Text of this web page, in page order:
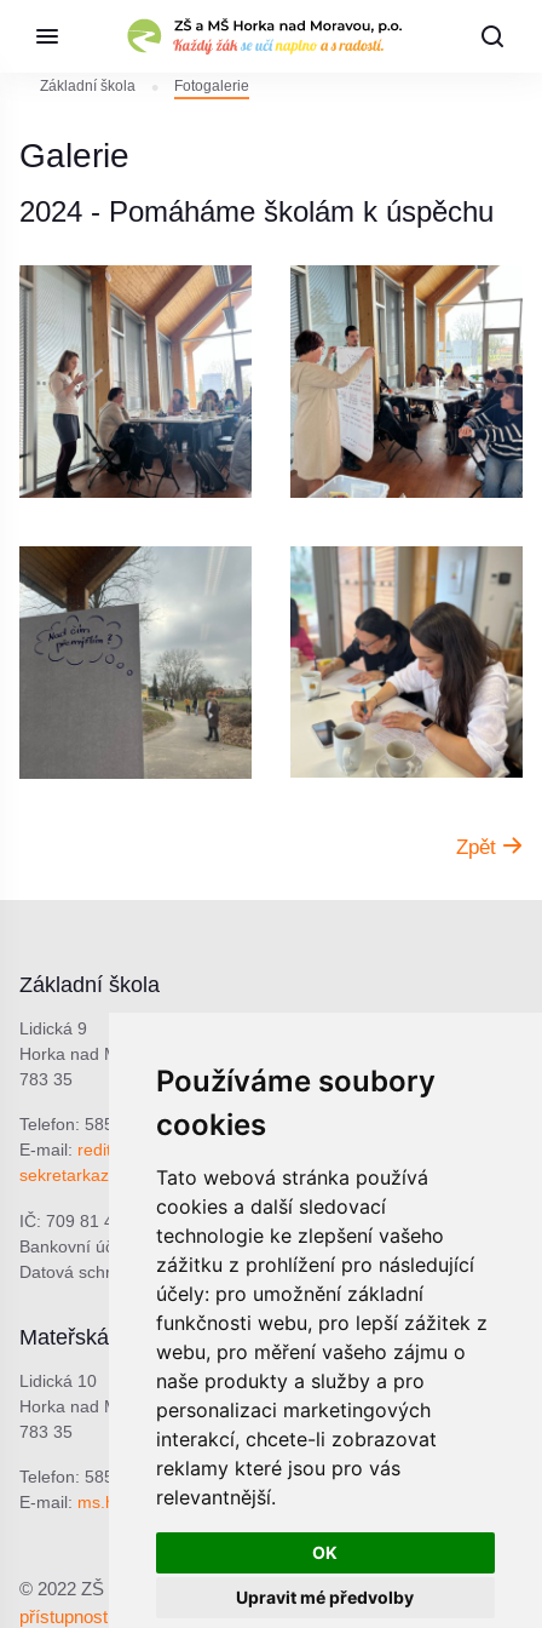
Používáme soubory
cookies
Tato webová stránka používá
cookies a další sledovací
technologie ke zlepšení vašeho
zážitku z prohlížení pro následující
účely: pro umožnění základní
funkčnosti webu, pro lepší zážitek z
webu, pro měření vašeho zájmu o
naše produkty a služby a pro
personalizaci marketingových
interakcí, chcete-li zobrazovat
reklamy které jsou pro vás
relevantnější.
OK
Upravit mé předvolby
Základní škola Fotogalerie
Galerie
2024 - Pomáháme školám k úspěchu
Zpět
Základní škola
Lidická 9
Horka nad Moravou
783 35
Telefon: 585 378 047
E-mail: reditel@zshorka.cz
sekretarkazshorka@seznam.cz
IČ: 709 81 493
Bankovní účet: 1809609309/0800
Datová schránka: bjema48
Mateřská škola
Lidická 10
Horka nad Moravou
783 35
Telefon: 585 378 068
E-mail: ms.horka@seznam.cz
Školní jídelna
Lidická 9
Horka nad Moravou
783 35
Telefon: 601 537 678
© 2022 ZŠ a MŠ Horka nad Moravou, p.o.; Prohlášení o
přístupnosti